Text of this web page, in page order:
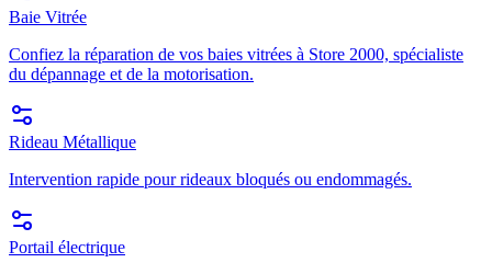
Baie Vitrée
Confiez la réparation de vos baies vitrées à Store 2000, spécialiste
du dépannage et de la motorisation.
Rideau Métallique
Intervention rapide pour rideaux bloqués ou endommagés.
Portail électrique